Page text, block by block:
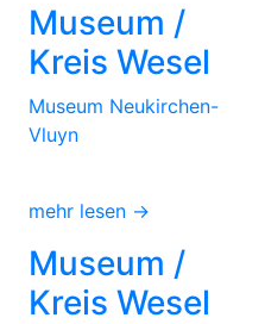
Museum /
Kreis Wesel
Museum Neukirchen-
Vluyn
mehr lesen →
Museum /
Kreis Wesel